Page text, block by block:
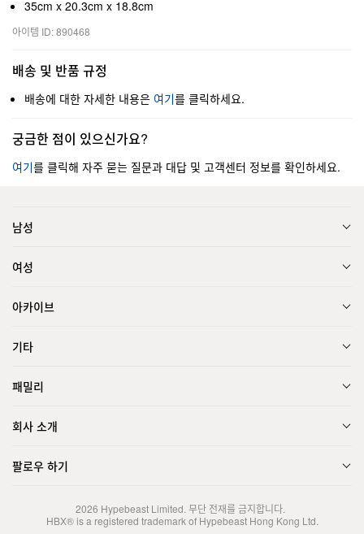
35cm x 20.3cm x 18.8cm
아이템 ID: 890468
배송 및 반품 규정
배송에 대한 자세한 내용은 여기를 클릭하세요.
궁금한 점이 있으신가요?
여기를 클릭해 자주 묻는 질문과 대답 및 고객센터 정보를 확인하세요.
남성
여성
아카이브
기타
패밀리
회사 소개
팔로우 하기
2026 Hypebeast Limited. 무단 전재를 금지합니다.
HBX® is a registered trademark of Hypebeast Hong Kong Ltd.